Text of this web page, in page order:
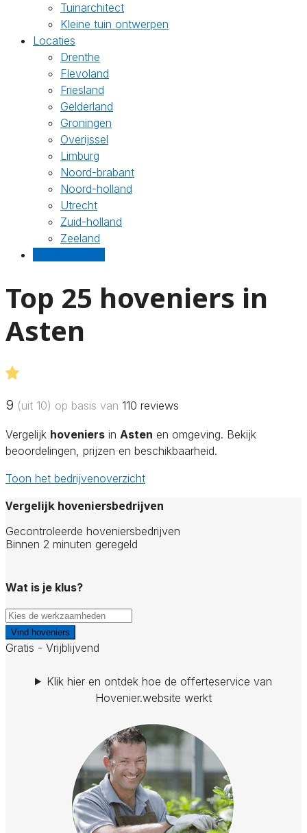
Tuinarchitect
Kleine tuin ontwerpen
Locaties
Drenthe
Flevoland
Friesland
Gelderland
Groningen
Overijssel
Limburg
Noord-brabant
Noord-holland
Utrecht
Zuid-holland
Zeeland
Top 25 hoveniers in
Asten
9 (uit 10) op basis van 110 reviews
Vergelijk hoveniers in Asten en omgeving. Bekijk
beoordelingen, prijzen en beschikbaarheid.
Toon het bedrijvenoverzicht
Vergelijk hoveniersbedrijven
Gecontroleerde hoveniersbedrijven
Binnen 2 minuten geregeld
Wat is je klus?
Vind hoveniers
Gratis - Vrijblijvend
Klik hier en ontdek hoe de offerteservice van
Hovenier.website werkt